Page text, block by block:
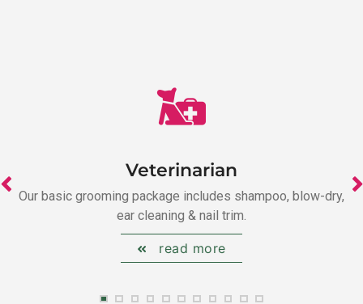
Veterinarian
Our basic grooming package includes shampoo, blow-dry,
ear cleaning & nail trim.
read more